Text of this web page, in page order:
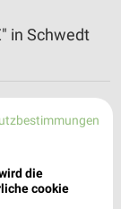
in Schwedt
die
cookie